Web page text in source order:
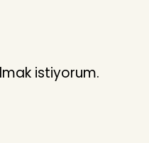
istiyorum.